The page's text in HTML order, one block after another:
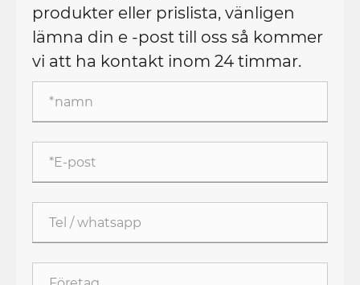
produkter eller prislista, vänligen
lämna din e -post till oss så kommer
vi att ha kontakt inom 24 timmar.